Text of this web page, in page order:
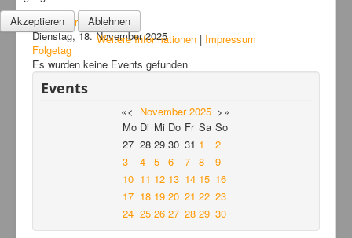
Kontakt
Vorheriger Tag
Dienstag, 18. November 2025
Folgetag
Es wurden keine Events gefunden
Events
«< November 2025 > »
Mo Di Mi Do Fr Sa So
27 28 29 30 31 1
2
3
4 5 6 7 8
9
10 11 12 13 14 15 16
17 18 19 20 21 22 23
24 25 26 27 28 29 30
Akzeptieren
Ablehnen
Weitere Informationen| Impressum